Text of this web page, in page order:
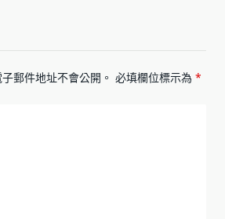
郵件地址不會公開。 必填欄位標示為 *